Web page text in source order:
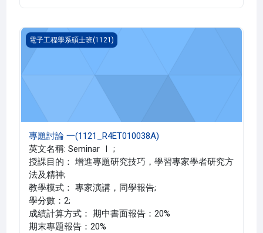
專題討論 一(1121_R4ET010038A)
電子工程學系碩士班(1121)
專題討論 一(1121_R4ET010038A)
英文名稱: Seminar Ⅰ ;
授課目的： 增進專題研究技巧，學習專家學者研究方
法及精神;
教學模式： 專家演講，同學報告;
學分數：2;
成績計算方式： 期中書面報告：20%
期末專題報告：20%